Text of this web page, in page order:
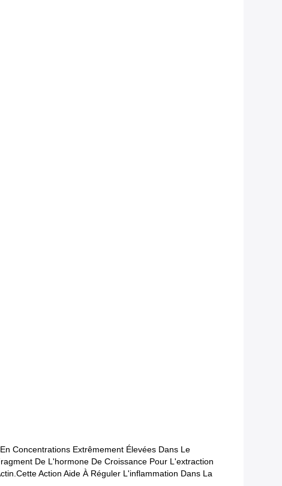
Concentrations Extrêmement Élevées Dans Le
De L'hormone De Croissance Pour L'extraction
Action Aide À Réguler L'inflammation Dans La